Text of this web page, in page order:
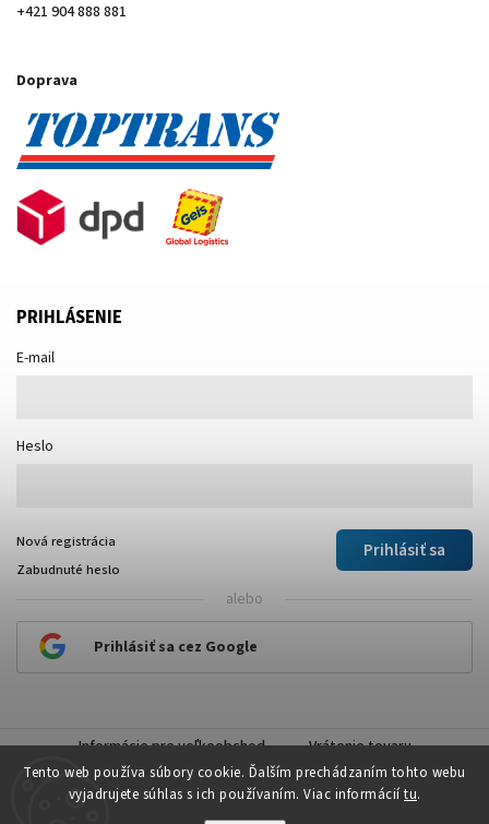
Tento web používa súbory cookie. Ďalším prechádzaním tohto webu
vyjadrujete súhlas s ich používaním. Viac informácií tu.
+421 904 888 881
Doprava
PRIHLÁSENIE
E-mail
Heslo
Prihlásiť sa
Nová registrácia
Zabudnuté heslo
alebo
Prihlásiť sa cez Google
Informácie pre veľkoobchod Vrátenie tovaru